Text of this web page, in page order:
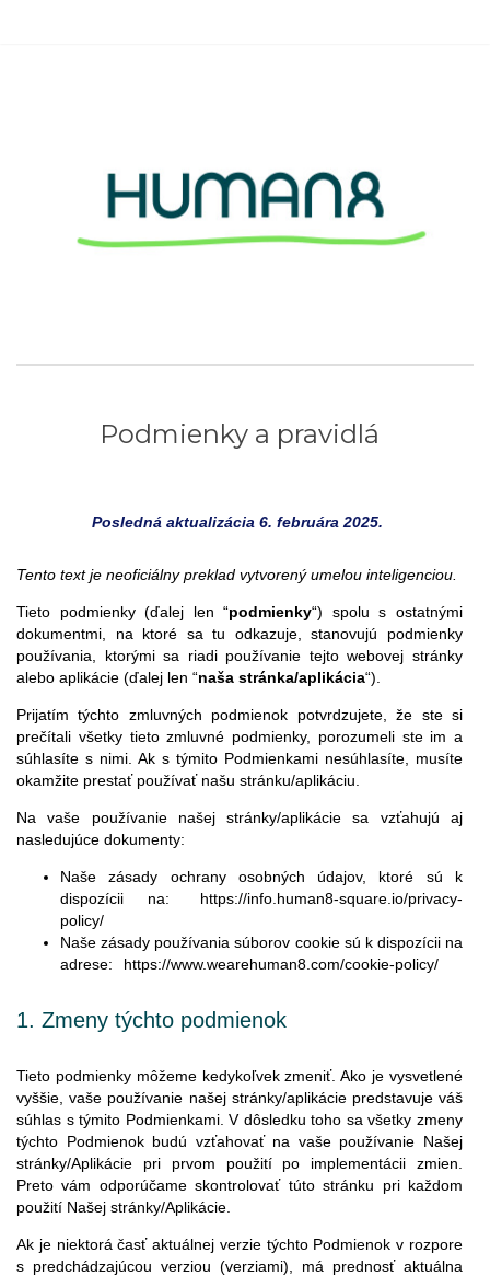
Podmienky a pravidlá
Posledná aktualizácia 6. februára 2025.
Tento text je neoficiálny preklad vytvorený umelou inteligenciou.
Tieto podmienky (ďalej len “podmienky“) spolu s ostatnými
dokumentmi, na ktoré sa tu odkazuje, stanovujú podmienky
používania, ktorými sa riadi používanie tejto webovej stránky
alebo aplikácie (ďalej len “naša stránka/aplikácia“).
Prijatím týchto zmluvných podmienok potvrdzujete, že ste si
prečítali všetky tieto zmluvné podmienky, porozumeli ste im a
súhlasíte s nimi. Ak s týmito Podmienkami nesúhlasíte, musíte
okamžite prestať používať našu stránku/aplikáciu.
Na vaše používanie našej stránky/aplikácie sa vzťahujú aj
nasledujúce dokumenty:
Naše zásady ochrany osobných údajov, ktoré sú k
dispozícii na:
https://info.human8-square.io/privacy-
policy/
Naše zásady používania súborov cookie sú k dispozícii na
adrese:
https://www.wearehuman8.com/cookie-policy/
1. Zmeny týchto podmienok
Tieto podmienky môžeme kedykoľvek zmeniť. Ako je vysvetlené
vyššie, vaše používanie našej stránky/aplikácie predstavuje váš
súhlas s týmito Podmienkami. V dôsledku toho sa všetky zmeny
týchto Podmienok budú vzťahovať na vaše používanie Našej
stránky/Aplikácie pri prvom použití po implementácii zmien.
Preto vám odporúčame skontrolovať túto stránku pri každom
použití Našej stránky/Aplikácie.
Ak je niektorá časť aktuálnej verzie týchto Podmienok v rozpore
s predchádzajúcou verziou (verziami), má prednosť aktuálna